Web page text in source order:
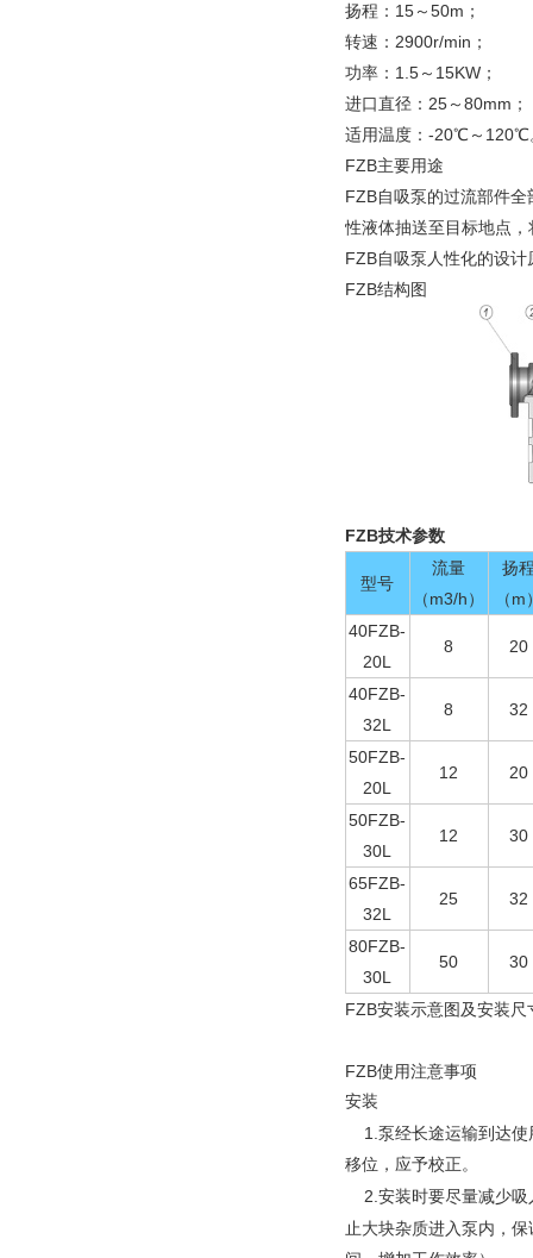
扬程：15～50m；
转速：2900r/min；
功率：1.5～15KW；
进口直径：25～80mm；
适用温度：-20℃～
FZB主要用途
FZB自吸泵的过流部件
性液体抽送至目标地点
FZB自吸泵人性化的设
FZB结构图
FZB技术参数
型号
流量
（m3/h）
扬
（m
40FZB-
20L
8 20
40FZB-
32L
8 32
50FZB-
20L
12 20
50FZB-
30L
12 30
65FZB-
32L
25 32
80FZB-
30L
50 30
FZB安装示意图及安装尺
FZB使用注意事项
安装
1. 泵经长途运输到达
移位，应予校正。
2. 安装时要尽量减少
止大块杂质进入泵内，保